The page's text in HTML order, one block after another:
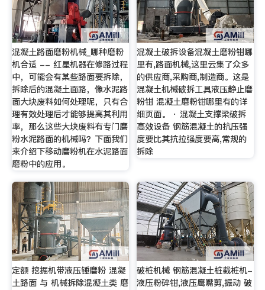
混凝土路面磨粉机械_哪种磨粉
机合适 -- 红星机器在修路过程
中，可能会有某些路面要拆除，
拆除后的混凝土面路，像水泥路
面大块废料如何处理呢，只有合
理有效处理后才能够提高其利用
率，那么这些大块废料有专门磨
粉水泥路面的机械吗？下面我们
来介绍下移动磨粉机在水泥路面
磨粉中的应用。
混凝土破拆设备混凝土磨粉钳哪
里有,路面机械,这里云集了众多
的供应商,采购商,制造商。这是
混凝土机械破拆工具液压静止磨
粉钳 混凝土磨粉钳哪里有的详
细页面。 · 混凝土支撑梁破拆
高效设备 钢筋混凝土的抗压强
度要比其抗拉强度要高,常规的
拆除
定额 挖掘机带液压锤磨粉 混凝
土路面 与 机械拆除混凝土类 磨
破桩机械 钢筋混凝土桩截桩机-
液压粉碎钳,液压鹰嘴剪,振动 破